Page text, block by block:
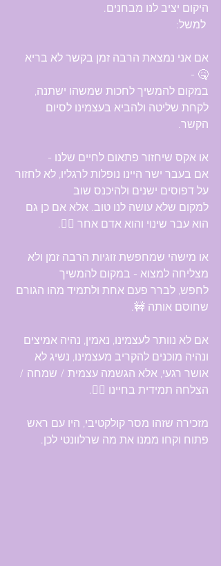
היקום יציב לנו מבחנים.
אם אני נמצאת הרבה זמן בקשר לא בריא
🤒 -
במקום להמשיך לחכות שמשהו ישתנה,
לקחת שליטה ולהביא בעצמינו לסיום
הקשר.
או אקס שיחזור פתאום לחיים שלנו -
אם בעבר ישר היינו נופלות לרגליו, לא לחזור
על דפוסים ישנים ולהיכנס שוב
למקום שלא עושה לנו טוב. אלא אם כן גם
הוא עבר שינוי והוא אדם אחר 🙍‍♂️.
או מישהי שמחפשת זוגיות הרבה זמן ולא
מצליחה למצוא - במקום להמשיך
לחפש, לברר פעם אחת ולתמיד מהו הגורם
שחוסם אותה 🚧.
אם לא נוותר לעצמינו, נאמין, נהיה אמיצים
ונהיה מוכנים להקריב מעצמינו, נשיג לא
אושר רגעי, אלא הגשמה עצמית / שמחה /
הצלחה תמידית בחיינו 💁‍♀️.
מזכירה שזהו מסר קולקטיבי, היו עם ראש
פתוח וקחו ממנו את מה שרלוונטי לכן.